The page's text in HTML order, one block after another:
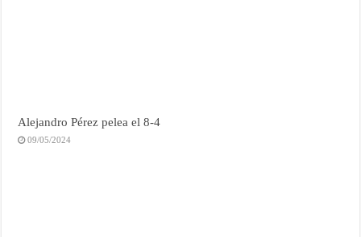
Alejandro Pérez pelea el 8-4
09/05/2024